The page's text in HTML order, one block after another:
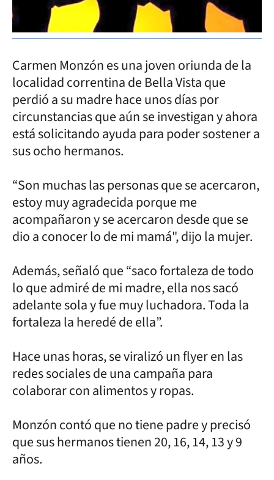
Carmen Monzón es una joven oriunda de la
localidad correntina de Bella Vista que
perdió a su madre hace unos días por
circunstancias que aún se investigan y ahora
está solicitando ayuda para poder sostener a
sus ocho hermanos.
“Son muchas las personas que se acercaron,
estoy muy agradecida porque me
acompañaron y se acercaron desde que se
dio a conocer lo de mi mamá", dijo la mujer.
Además, señaló que “saco fortaleza de todo
lo que admiré de mi madre, ella nos sacó
adelante sola y fue muy luchadora. Toda la
fortaleza la heredé de ella”.
Hace unas horas, se viralizó un flyer en las
redes sociales de una campaña para
colaborar con alimentos y ropas.
Monzón contó que no tiene padre y precisó
que sus hermanos tienen 20, 16, 14, 13 y 9
años.